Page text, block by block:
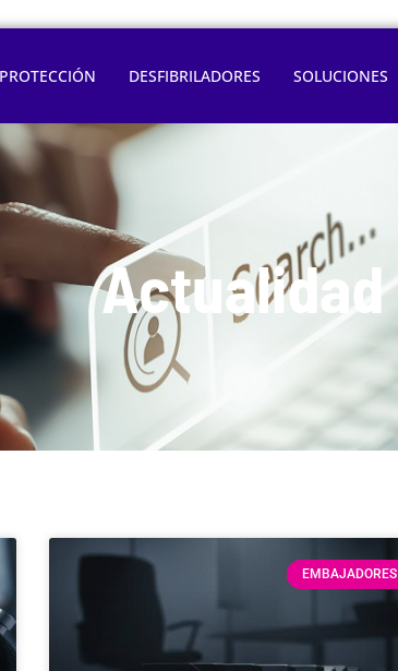
DESFIBRILADORES SOLUCIONES
Actualidad
EMBAJADORES